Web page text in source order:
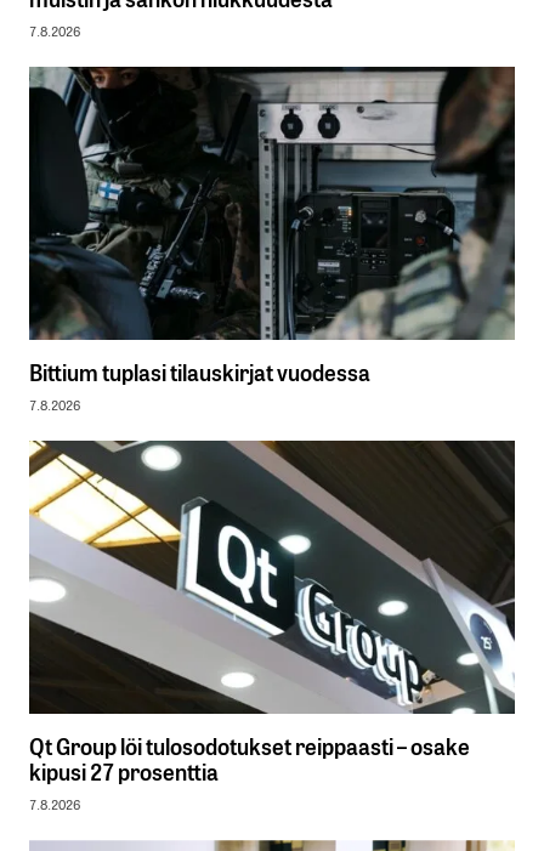
7.8.2026
Bittium tuplasi tilauskirjat vuodessa
7.8.2026
Qt Group löi tulosodotukset reippaasti – osake
kipusi 27 prosenttia
7.8.2026